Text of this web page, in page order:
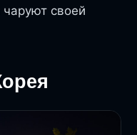
своей